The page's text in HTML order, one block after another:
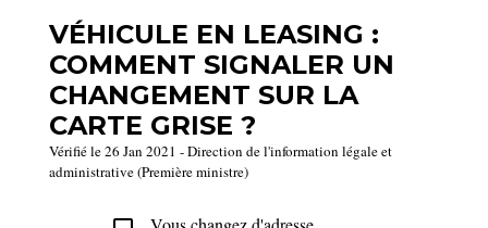
VÉHICULE EN LEASING :
COMMENT SIGNALER UN
CHANGEMENT SUR LA
CARTE GRISE ?
Vérifié le 26 Jan 2021 - Direction de l'information légale et
administrative (Première ministre)